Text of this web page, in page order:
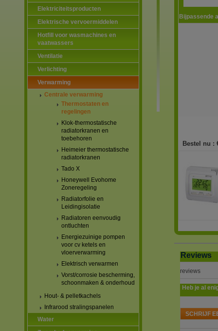
Elektriciteitsproducten
Elektrische vervoermiddelen
Hotfill voor wasmachines en
vaatwassers
Ventilatie
Verlichting
Verwarming
Centrale verwarming
Thermostaten en
regelingen
Klok-thermostatische
radiatorkranen en
toebehoren
Heimeier thermostatische
radiatorkranen
Tado X
Honeywell Evohome
Zoneregeling
Radiatorfolie en
Leidingisolatie
Radiatoren eenvoudig
ontluchten
Energiezuinige pompen
voor cv ketels en
vloerverwarming
Elektrisch verwarmen
Vorst/corrosie bescherming,
schoonmaken & onderhoud
Hout- & pelletkachels
Infrarood stralingspanelen
Water
Bestel nu :
Bijpassende
Reviews
reviews
Heb je al
SCHRIJF